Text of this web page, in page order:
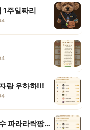
1주일짜리
랑 우하하!!!
서리키우기게임 현재점수 파라라락팡팡 보통 1등